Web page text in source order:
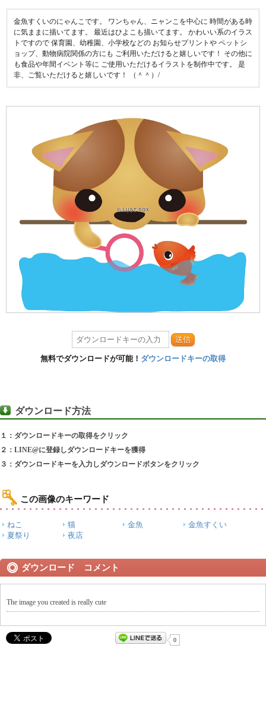
金魚すくいのにゃんこです。 ワンちゃん、ニャンこを中心に 時間がある時
に気ままに描いてます。 最近はひよこも描いてます。 かわいい系のイラス
トですので 保育園、幼稚園、小学校などの お知らせプリントや ペットシ
ョップ、動物病院関係の方にも ご利用いただけると嬉しいです！ その他に
も食品や年間イベント等に ご使用いただけるイラストを制作中です。 是
非、ご覧いただけると嬉しいです！ （＾＾）/
送信
無料でダウンロードが可能！ ダウンロードキーの取得
ダウンロード方法
１：ダウンロードキーの取得をクリック
２：LINE@に登録しダウンロードキーを獲得
３：ダウンロードキーを入力しダウンロードボタンをクリック
この画像のキーワード
ねこ 猫 金魚
金魚すくい
夏祭り
夜店
ダウンロード コメント
The image you created is really cute
0